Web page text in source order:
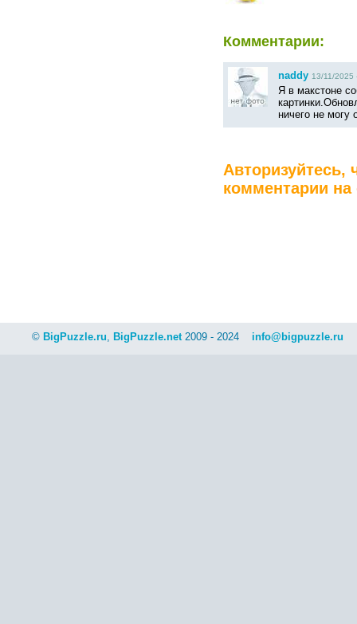
Комментарии:
naddy 13/11/2025
Я в макстоне
ничего не могу
Авторизуйтесь,
комментарии на
© BigPuzzle.ru, BigPuzzle.net2009 - 2024 info@bigpuzzle.ru